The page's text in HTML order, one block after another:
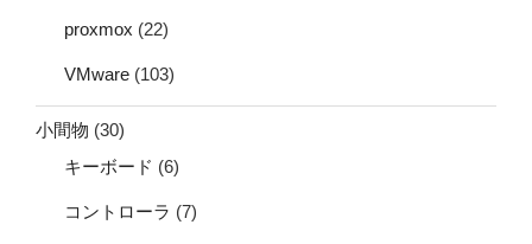
proxmox (22)
VMware (103)
小間物 (30)
キーボード (6)
コントローラ (7)